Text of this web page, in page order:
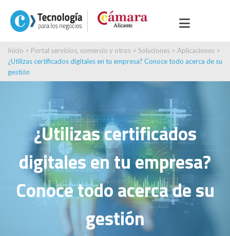
Inicio > Portal servicios, comercio y otros > Soluciones > Aplicaciones >
¿Utilizas certificados digitales en tu empresa? Conoce todo acerca de su
gestión
¿Utilizas certificados
digitales en tu empresa?
Conoce todo acerca de su
gestión